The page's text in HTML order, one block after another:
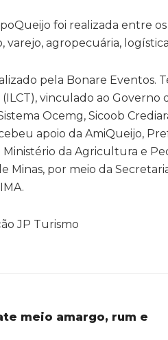
foi realizada entre
varejo, agropecuária,
pela Bonare Eventos.
(ILCT), vinculado ao
Ocemg, Sicoob
apoio da AmiQueijo,
da Agricultura e
Minas, por meio da
JP Turismo
meio amargo, rum e